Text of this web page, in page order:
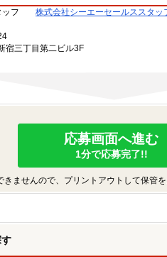
フ
株式会社シーエーセールススタッ
三丁目第二ビル3F
応募画面へ進む
1分で応募完了!!
ませんので、プリントアウトして保管を